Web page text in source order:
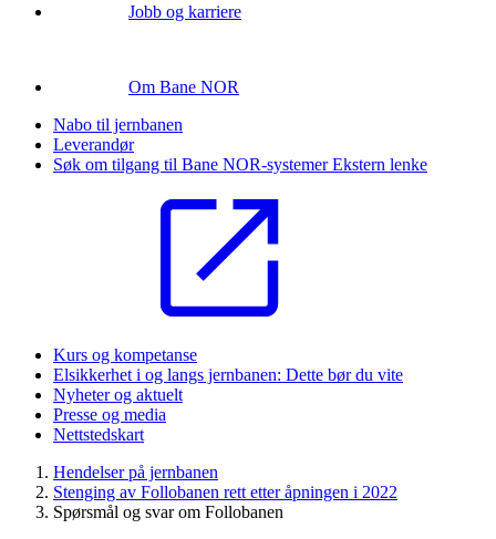
Jobb og karriere
Om Bane NOR
Nabo til jernbanen
Leverandør
Søk om tilgang til Bane NOR-systemerEkstern lenke
Kurs og kompetanse
Elsikkerhet i og langs jernbanen: Dette bør du vite
Nyheter og aktuelt
Presse og media
Nettstedskart
Hendelser på jernbanen
Stenging av Follobanen rett etter åpningen i 2022
Spørsmål og svar om Follobanen